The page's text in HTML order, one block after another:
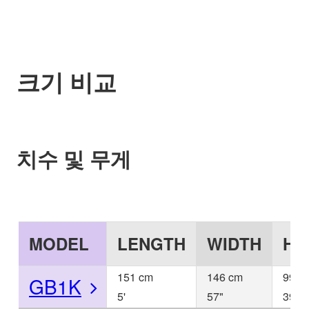
크기 비교
치수 및 무게
MODEL LENGTH WIDTH
GB1K
151 cm
5'
146 cm
57"
99
39"